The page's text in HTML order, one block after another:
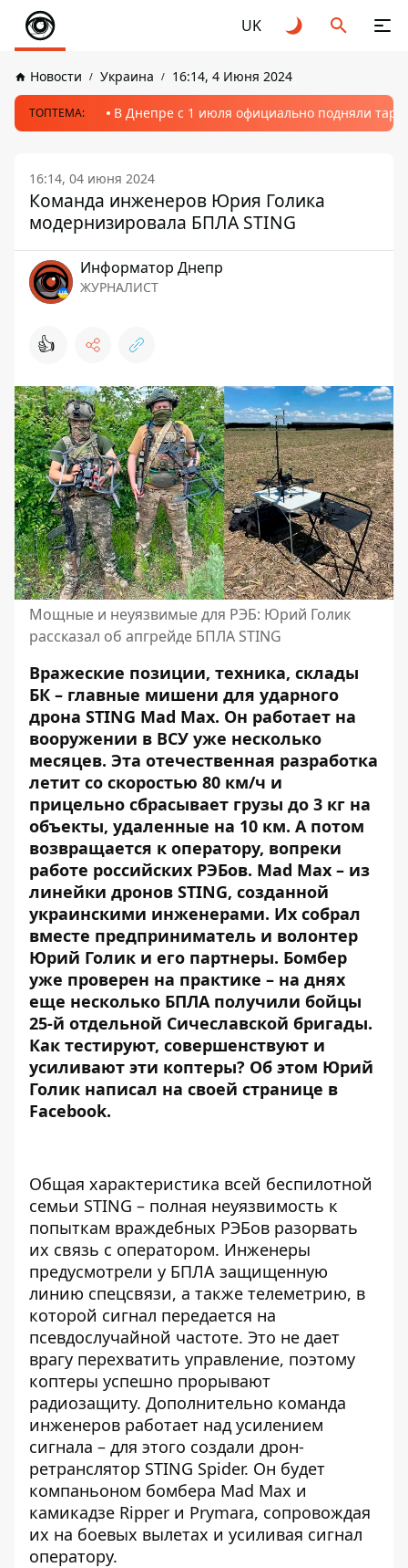
UK
Новости Украина 16:14, 4 Июня 2024
ТОПТЕМА: В Днепре с 1 июля официально подняли
16:14, 04 июня 2024
Команда инженеров Юрия Голика
модернизировала БПЛА STING
Информатор Днепр
ЖУРНАЛИСТ
👍
Мощные и неуязвимые для РЭБ: Юрий Голик
рассказал об апгрейде БПЛА STING
Вражеские позиции, техника, склады
БК – главные мишени для ударного
дрона STING Mad Max. Он работает на
вооружении в ВСУ уже несколько
месяцев. Эта отечественная разработка
летит со скоростью 80 км/ч и
прицельно сбрасывает грузы до 3 кг на
объекты, удаленные на 10 км. А потом
возвращается к оператору, вопреки
работе российских РЭБов. Mad Max – из
линейки дронов STING, созданной
украинскими инженерами. Их собрал
вместе предприниматель и волонтер
Юрий Голик и его партнеры. Бомбер
уже проверен на практике – на днях
еще несколько БПЛА получили бойцы
25-й отдельной Сичеславской бригады.
Как тестируют, совершенствуют и
усиливают эти коптеры? Об этом Юрий
Голик написал на своей странице в
Facebook.
Общая характеристика всей беспилотной
семьи STING – полная неуязвимость к
попыткам враждебных РЭБов разорвать
их связь с оператором. Инженеры
предусмотрели у БПЛА защищенную
линию спецсвязи, а также телеметрию, в
которой сигнал передается на
псевдослучайной частоте. Это не дает
врагу перехватить управление, поэтому
коптеры успешно прорывают
радиозащиту. Дополнительно команда
инженеров работает над усилением
сигнала – для этого создали дрон-
ретранслятор STING Spider. Он будет
компаньоном бомбера Mad Maх и
камикадзе Ripper и Prymara, сопровождая
их на боевых вылетах и ​​усиливая сигнал
оператору.